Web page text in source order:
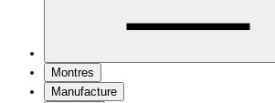
Montres
Manufacture